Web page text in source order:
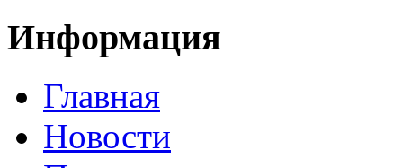
Информация
Главная
Новости